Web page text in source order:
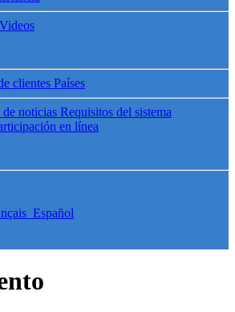
Videos
clientes Países
noticias Requisitos del sistema
en línea
Español